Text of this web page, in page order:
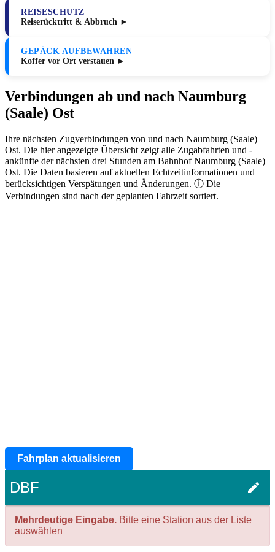
REISESCHUTZ
Reiserücktritt & Abbruch ►
GEPÄCK AUFBEWAHREN
Koffer vor Ort verstauen ►
Verbindungen ab und nach Naumburg
(Saale) Ost
Ihre nächsten Zugverbindungen von und nach Naumburg (Saale)
Ost. Die hier angezeigte Übersicht zeigt alle Zugabfahrten und -
ankünfte der nächsten drei Stunden am Bahnhof Naumburg (Saale)
Ost. Die Daten basieren auf aktuellen Echtzeitinformationen und
berücksichtigen Verspätungen und Änderungen. ⓘ Die
Verbindungen sind nach der geplanten Fahrzeit sortiert.
Fahrplan aktualisieren